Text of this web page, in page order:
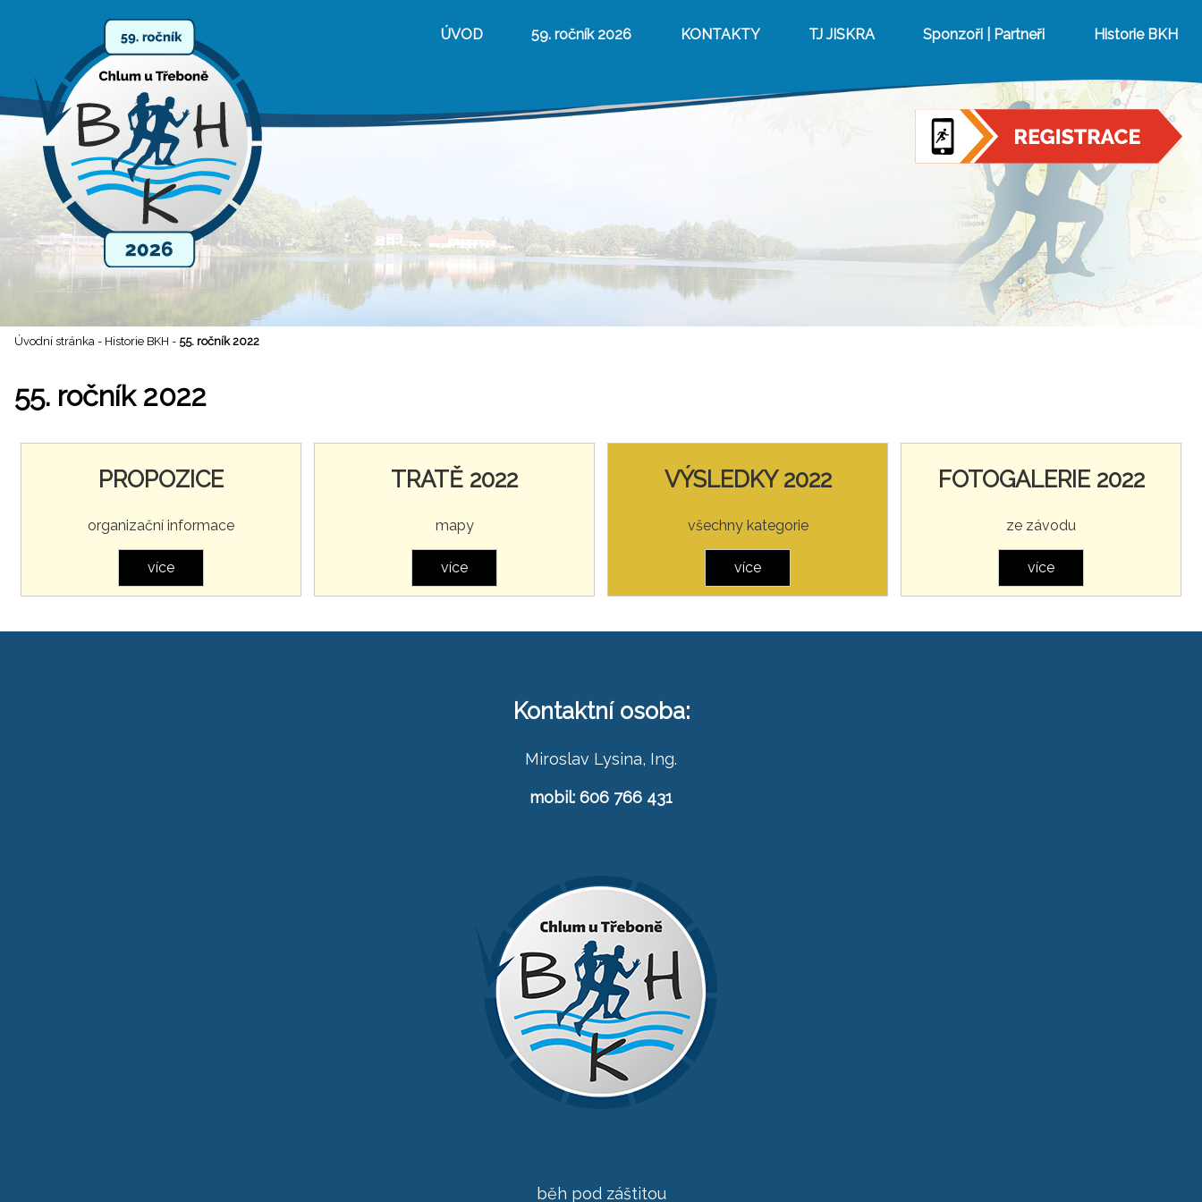
ÚVOD 59. ročník 2026 KONTAKTY TJ JISKRA Sponzoři | Partneři Historie BKH
Úvodní stránka - Historie BKH - 55. ročník 2022
55. ročník 2022
PROPOZICE
organizační informace
více
TRATĚ 2022
mapy
více
VÝSLEDKY 2022
všechny kategorie
více
FOTOGALERIE 2022
ze závodu
více
Kontaktní osoba:
Miroslav Lysina, Ing.
mobil: 606 766 431
běh pod záštitou